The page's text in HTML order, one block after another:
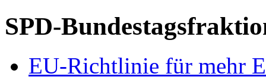
SPD-
EU-Richtlinie für mehr